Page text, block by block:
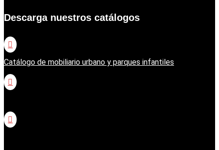
Descarga nuestros catálogos

Catálogo de mobiliario urbano y parques infantiles

